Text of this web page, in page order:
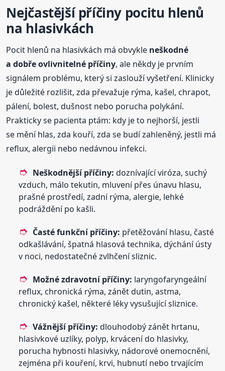
Nejčastější příčiny pocitu hlenů
na hlasivkách
Pocit hlenů na hlasivkách má obvykle neškodné
a dobře ovlivnitelné příčiny, ale někdy je prvním
signálem problému, který si zaslouží vyšetření. Klinicky
je důležité rozlišit, zda převažuje rýma, kašel, chrapot,
pálení, bolest, dušnost nebo porucha polykání.
Prakticky se pacienta ptám: kdy je to nejhorší, jestli
se mění hlas, zda kouří, zda se budí zahleněný, jestli má
reflux, alergii nebo nedávnou infekci.
Neškodnější příčiny: doznívající viróza, suchý
vzduch, málo tekutin, mluvení přes únavu hlasu,
prašné prostředí, zadní rýma, alergie, lehké
podráždění po kašli.
Časté funkční příčiny: přetěžování hlasu, časté
odkašlávání, špatná hlasová technika, dýchání ústy
v noci, nedostatečné zvlhčení sliznic.
Možné zdravotní příčiny: laryngofaryngeální
reflux, chronická rýma, zánět dutin, astma,
chronický kašel, některé léky vysušující sliznice.
Vážnější příčiny: dlouhodobý zánět hrtanu,
hlasivkové uzlíky, polyp, krvácení do hlasivky,
porucha hybnosti hlasivky, nádorové onemocnění,
zejména při kouření, krvi, hubnutí nebo trvajícím